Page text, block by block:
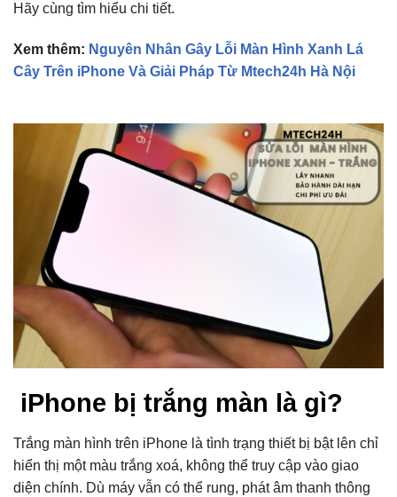
Hãy cùng tìm hiểu chi tiết.
Xem thêm: Nguyên Nhân Gây Lỗi Màn Hình Xanh Lá
Cây Trên iPhone Và Giải Pháp Từ Mtech24h Hà Nội
iPhone bị trắng màn là gì?
Trắng màn hình trên iPhone là tình trạng thiết bị bật lên chỉ
hiển thị một màu trắng xoá, không thể truy cập vào giao
diện chính. Dù máy vẫn có thể rung, phát âm thanh thông